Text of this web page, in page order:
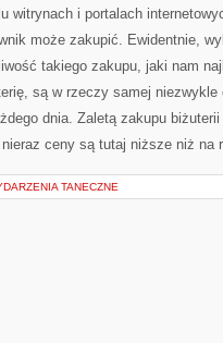
witrynach i portalach
może zakupić. Ewidentnie,
takiego zakupu, jaki nam
są w rzeczy samej
dnia. Zaletą zakupu
ceny są tutaj niższe niż na
TANECZNE